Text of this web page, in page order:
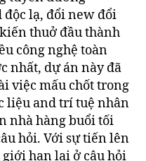
lạ, đổi new đổi
thuở đầu thành
công nghệ toàn
nhất, dự án này đã
việc mấu chốt trong
liệu and trí tuệ nhân
nhà hàng buổi tối
hỏi. Với sự tiến lên
hạn lại ở câu hỏi